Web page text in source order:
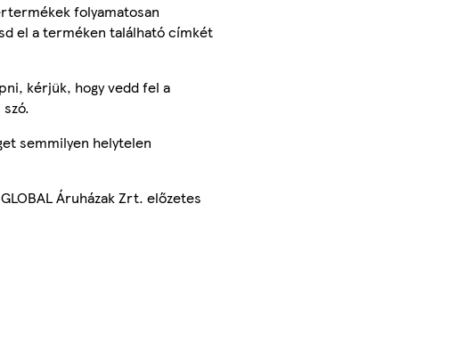
folyamatosan
el a terméken található címkét
kérjük, hogy vedd fel a
semmilyen helytelen
Áruházak Zrt. előzetes